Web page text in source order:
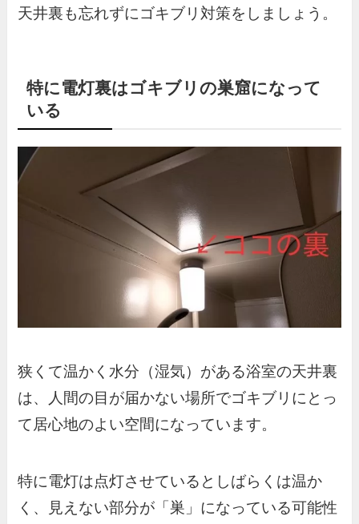
天井裏も忘れずにゴキブリ対策をしましょう。
特に電灯裏はゴキブリの巣窟になって
いる
狭くて温かく水分（湿気）がある浴室の天井裏
は、人間の目が届かない場所でゴキブリにとっ
て居心地のよい空間になっています。
特に電灯は点灯させているとしばらくは温か
く、見えない部分が「巣」になっている可能性